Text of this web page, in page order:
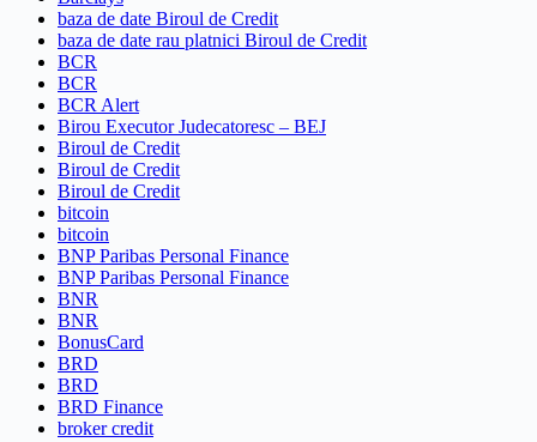
baza de date Biroul de Credit
baza de date rau platnici Biroul de Credit
BCR
BCR
BCR Alert
Birou Executor Judecatoresc – BEJ
Biroul de Credit
Biroul de Credit
Biroul de Credit
bitcoin
bitcoin
BNP Paribas Personal Finance
BNP Paribas Personal Finance
BNR
BNR
BonusCard
BRD
BRD
BRD Finance
broker credit